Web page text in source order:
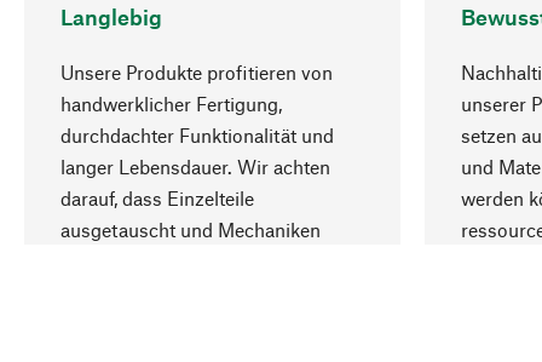
Langlebig
Unsere Produkte profitieren von
handwerklicher Fertigung,
durchdachter Funktionalität und
langer Lebensdauer. Wir achten
darauf, dass Einzelteile
ausgetauscht und Mechaniken
unserer
setzen
und
werden